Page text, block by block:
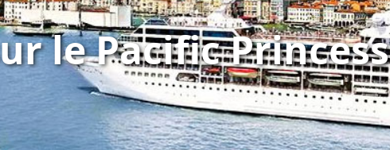
le Pacific Princess